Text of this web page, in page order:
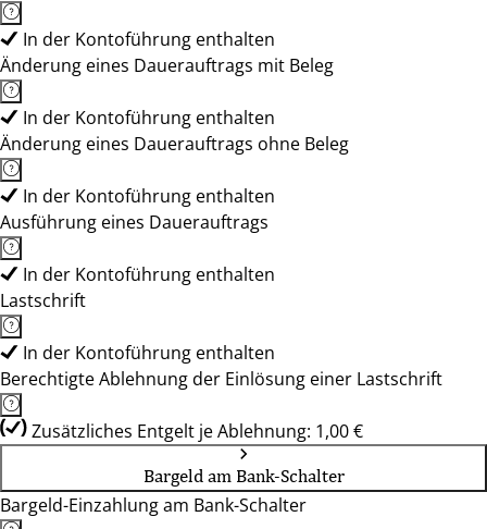
In der Kontoführung enthalten
Änderung eines Dauerauftrags mit Beleg
In der Kontoführung enthalten
Änderung eines Dauerauftrags ohne Beleg
In der Kontoführung enthalten
Ausführung eines Dauerauftrags
In der Kontoführung enthalten
Lastschrift
In der Kontoführung enthalten
Berechtigte Ablehnung der Einlösung einer Lastschrift
Zusätzliches Entgelt je Ablehnung: 1,00 €
Bargeld am Bank-Schalter
Bargeld-Einzahlung am Bank-Schalter